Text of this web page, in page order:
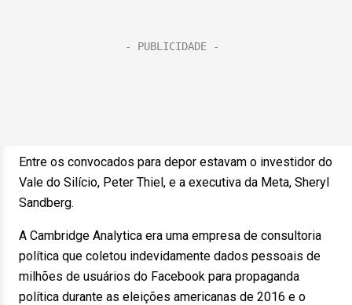
Entre os convocados para depor estavam o investidor do
Vale do Silício, Peter Thiel, e a executiva da Meta, Sheryl
Sandberg.
A Cambridge Analytica era uma empresa de consultoria
política que coletou indevidamente dados pessoais de
milhões de usuários do Facebook para propaganda
política durante as eleições americanas de 2016 e o